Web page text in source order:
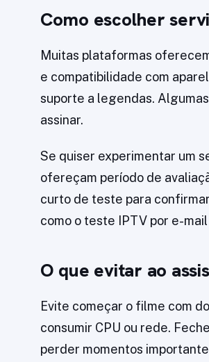
Como escolher
Muitas plataformas
e compatibilidade com
suporte a legendas.
assinar.
Se quiser experimentar um
ofereçam período de
curto de teste para
como o teste IPTV por e-
O que evitar ao
Evite começar o filme com
consumir CPU ou rede.
perder momentos